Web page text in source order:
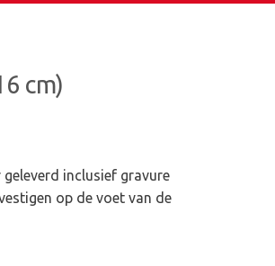
cm)
inclusief gravure
op de voet van de